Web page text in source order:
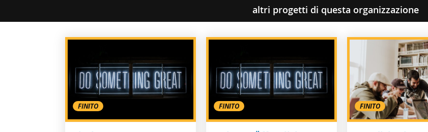
altri progetti di questa organizzazione
FINITO FINITO FINITO